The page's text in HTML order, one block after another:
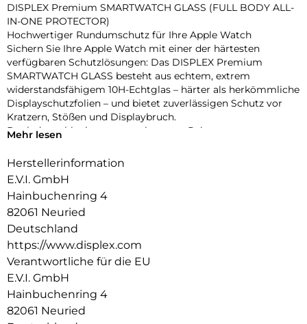
DISPLEX Premium SMARTWATCH GLASS (FULL BODY ALL-
IN-ONE PROTECTOR)
Hochwertiger Rundumschutz für Ihre Apple Watch
Sichern Sie Ihre Apple Watch mit einer der härtesten
verfügbaren Schutzlösungen: Das DISPLEX Premium
SMARTWATCH GLASS besteht aus echtem, extrem
widerstandsfähigem 10H-Echtglas – härter als herkömmliche
Displayschutzfolien – und bietet zuverlässigen Schutz vor
Kratzern, Stößen und Displaybruch.
Dank des schlanken, matt-schwarzen Rahmens aus
sondern das gesamte Gehäuse geschützt – ohne aufzutragen
umlaufende Dichtung sorgt für eine IP68-Zertifizierung, die
die Uhr effektiv vor Wasser und Staub schützt – ideal für
sportliche Aktivitäten, Outdoor-Einsätze und den täglichen
Gebrauch.
Eine High-Tech-Anti-Fingerprint-Beschichtung reduziert
Fingerabdrücke und erleichtert die Reinigung, während die
reaktionsschnelle Touch- und Button-Bedienung vollständig
erhalten bleibt. Die Uhr lässt sich zudem komfortabel laden,
ohne den Schutz entfernen zu müssen. Dank Snap-On-
Technologie ist die Montage ebenso einfach wie die
Mehr lesen
Herstellerinformation
E.V.I. GmbH
Hainbuchenring 4
82061 Neuried
Deutschland
https://www.displex.com
Verantwortliche für die EU
E.V.I. GmbH
Hainbuchenring 4
82061 Neuried